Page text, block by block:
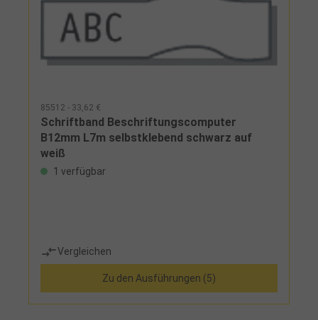
85512 - 33,62 €
Schriftband Beschriftungscomputer
B12mm L7m selbstklebend schwarz auf
weiß
1 verfügbar
Vergleichen
Zu den Ausführungen (5)